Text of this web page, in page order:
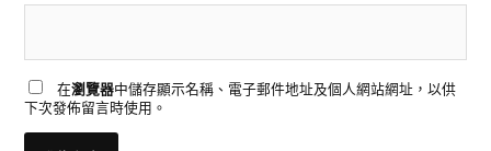
在瀏覽器中儲存顯示名稱、電子郵件地址及個人網站網址，以供
下次發佈留言時使用。